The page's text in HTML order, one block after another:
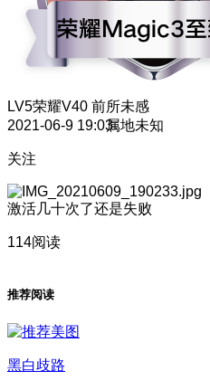
LV5荣耀V40 前所未感
2021-06-9 19:03属地未知
关注
激活几十次了还是失败
114阅读
推荐阅读
黑白歧路